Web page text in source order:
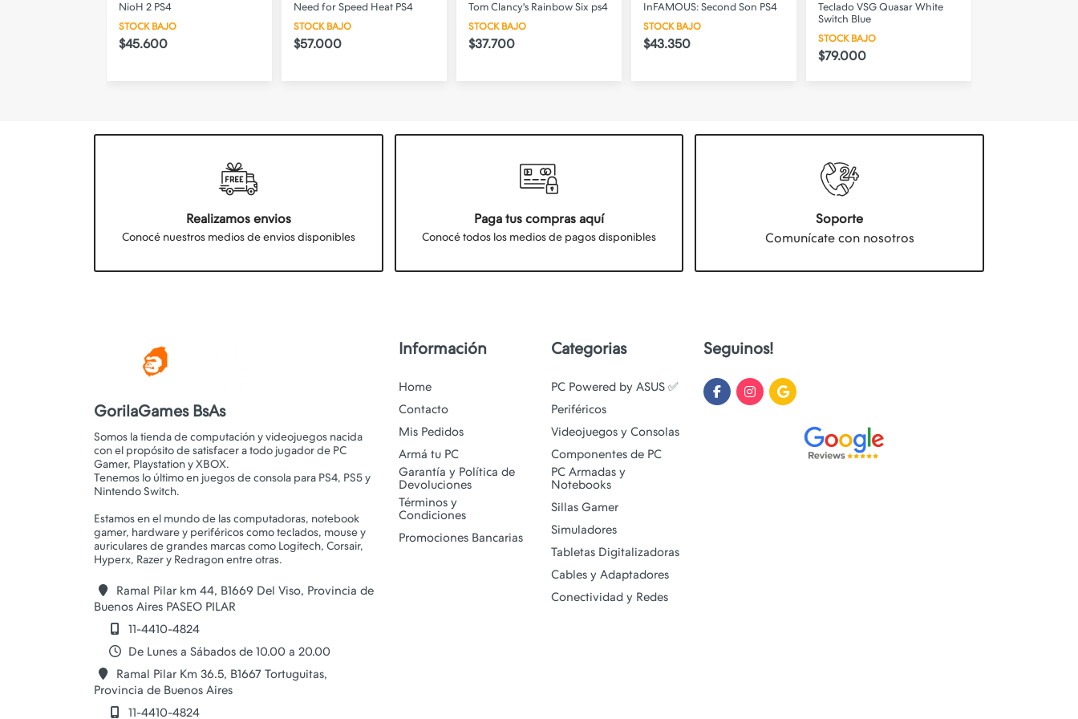
NioH 2 PS4
STOCK BAJO
$45.600
Need for Speed Heat PS4
STOCK BAJO
$57.000
Tom Clancy's Rainbow Six ps4
STOCK BAJO
$37.700
InFAMOUS: Second Son PS4
STOCK BAJO
$43.350
Teclado VSG Quasar White
Switch Blue
STOCK BAJO
$79.000
Realizamos envios
Conocé nuestros medios de envios disponibles
Paga tus compras aquí
Conocé todos los medios de pagos disponibles
Soporte
Comunícate con nosotros
GorilaGames BsAs
Somos la tienda de computación y videojuegos nacida
con el propósito de satisfacer a todo jugador de PC
Gamer, Playstation y XBOX.
Tenemos lo último en juegos de consola para PS4, PS5 y
Nintendo Switch.
Estamos en el mundo de las computadoras, notebook
gamer, hardware y periféricos como teclados, mouse y
auriculares de grandes marcas como Logitech, Corsair,
Ramal Pilar km 44, B1669 Del Viso, Provincia de
Buenos Aires PASEO PILAR
11-4410-4824
De Lunes a Sábados de 10.00 a 20.00
Ramal Pilar Km 36.5, B1667 Tortuguitas,
Provincia de Buenos Aires
11-4410-4824
Información
Home
Contacto
Mis Pedidos
Armá tu PC
Garantía y Política de
Devoluciones
Términos y
Condiciones
Promociones Bancarias
Categorias
PC Powered by ASUS ✅
Periféricos
Videojuegos y Consolas
Componentes de PC
PC Armadas y
Notebooks
Sillas Gamer
Simuladores
Tabletas Digitalizadoras
Cables y Adaptadores
Conectividad y Redes
Seguinos!